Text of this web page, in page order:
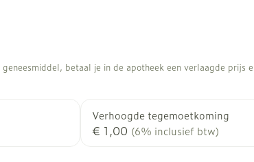
betaal je in de apotheek een verlaagde prijs
Verhoogde tegemoetkoming
€ 1,00 (6% inclusief btw)